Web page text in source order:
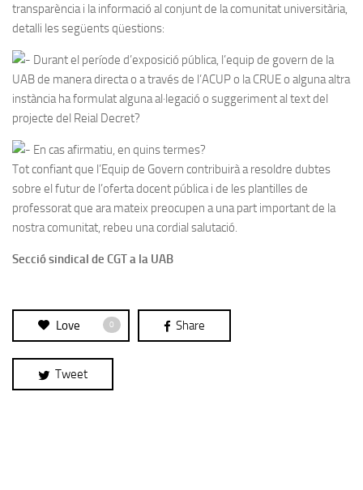
transparència i la informació al conjunt de la comunitat universitària,
detalli les següents qüestions:
Durant el període d’exposició pública, l’equip de govern de la
UAB de manera directa o a través de l’ACUP o la CRUE o alguna altra
instància ha formulat alguna al·legació o suggeriment al text del
projecte del Reial Decret?
En cas afirmatiu, en quins termes?
Tot confiant que l’Equip de Govern contribuirà a resoldre dubtes
sobre el futur de l’oferta docent pública i de les plantilles de
professorat que ara mateix preocupen a una part important de la
nostra comunitat, rebeu una cordial salutació.
Secció sindical de CGT a la UAB
Love 0 Share
Tweet